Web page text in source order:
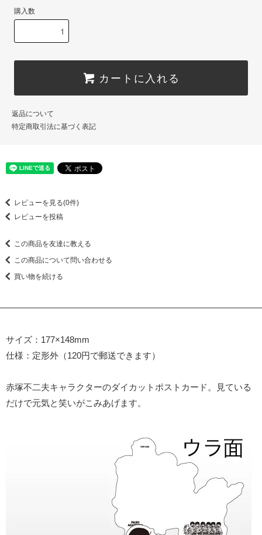
購入数
カートに入れる
返品について
特定商取引法に基づく表記
レビューを見る(0件)
レビューを投稿
この商品を友達に教える
この商品について問い合わせる
買い物を続ける
サイズ：177×148mm
仕様：定形外（120円で郵送できます）
赤塚不二夫キャラクターのダイカットポストカード。見ている
だけで元気と笑いがこみあげます。